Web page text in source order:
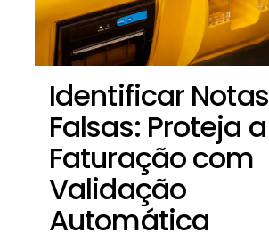
Identificar Notas
Falsas: Proteja a
Faturação com
Validação
Automática